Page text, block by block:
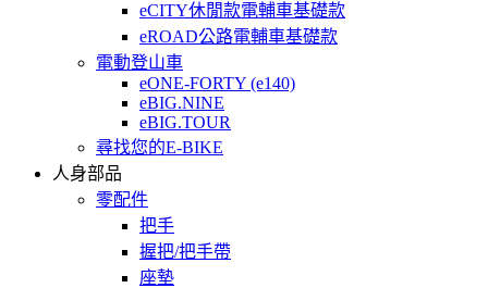
eCITY休閒款電輔車基礎款
eROAD公路電輔車基礎款
電動登山車
eONE-FORTY (e140)
eBIG.NINE
eBIG.TOUR
尋找您的E-BIKE
人身部品
零配件
把手
握把/把手帶
座墊